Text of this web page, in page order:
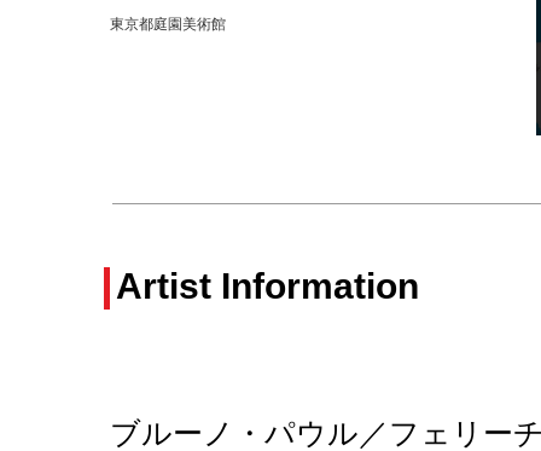
東京都庭園美術館
Artist Information
ブルーノ・パウル／ フェリー